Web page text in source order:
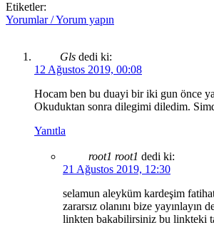
Etiketler:
Yorumlar / Yorum yapın
Gls dedi ki:
12 Ağustos 2019, 00:08
Hocam ben bu duayi bir iki gun önce
Okuduktan sonra dilegimi diledim.
Yanıtla
root1 root1 dedi ki:
21 Ağustos 2019, 12:30
selamun aleyküm kardeşim
zararsız olanını bize
linkten bakabilirsiniz bu linkteki